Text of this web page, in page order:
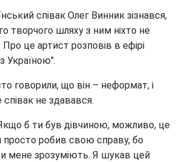
співак Олег Винник зізнався,
творчого шляху з ним ніхто не
це артист розповів в ефірі
Україною".
говорили, що він – неформат, і
не здавався.
б ти був дівчиною, можливо, це
просто робив свою справу, бо
мене зрозуміють. Я шукав цей